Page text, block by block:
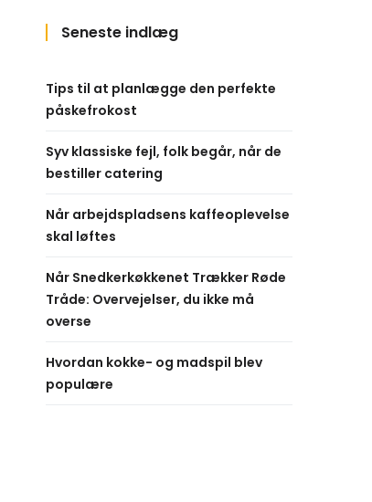
Seneste indlæg
Tips til at planlægge den perfekte
påskefrokost
Syv klassiske fejl, folk begår, når de
bestiller catering
Når arbejdspladsens kaffeoplevelse
skal løftes
Når Snedkerkøkkenet Trækker Røde
Tråde: Overvejelser, du ikke må
overse
Hvordan kokke- og madspil blev
populære